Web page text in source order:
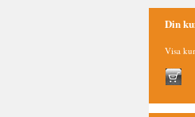
Din
Visa